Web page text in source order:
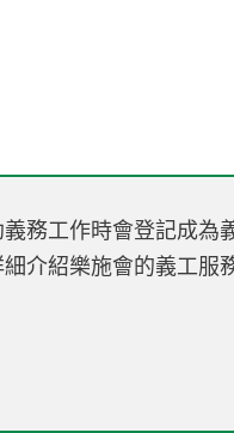
務工作時會登記成
介紹樂施會的義工服